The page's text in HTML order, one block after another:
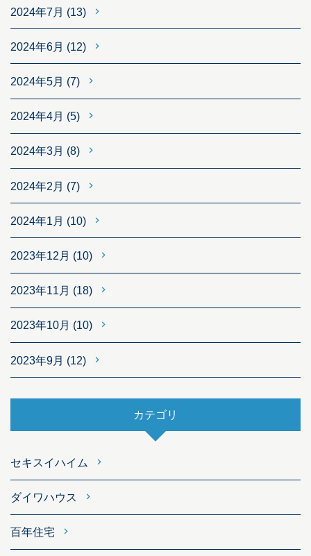
2024年7月 (13)
2024年6月 (12)
2024年5月 (7)
2024年4月 (5)
2024年3月 (8)
2024年2月 (7)
2024年1月 (10)
2023年12月 (10)
2023年11月 (18)
2023年10月 (10)
2023年9月 (12)
カテゴリ
セキスイハイム
ダイワハウス
百年住宅